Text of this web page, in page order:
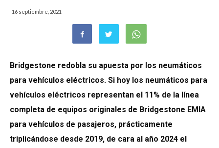
16 septiembre, 2021
Bridgestone redobla su apuesta por los neumáticos
para vehículos eléctricos. Si hoy los neumáticos para
vehículos eléctricos representan el 11% de la línea
completa de equipos originales de Bridgestone EMIA
para vehículos de pasajeros, prácticamente
triplicándose desde 2019, de cara al año 2024 el